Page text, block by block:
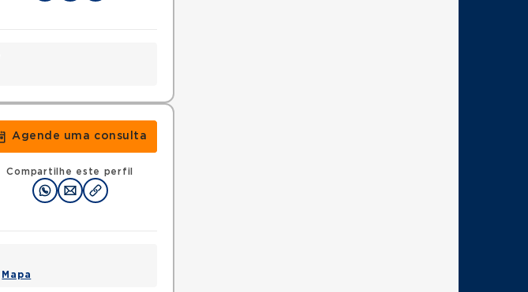
Agende uma consulta
Compartilhe este perfil
Mapa